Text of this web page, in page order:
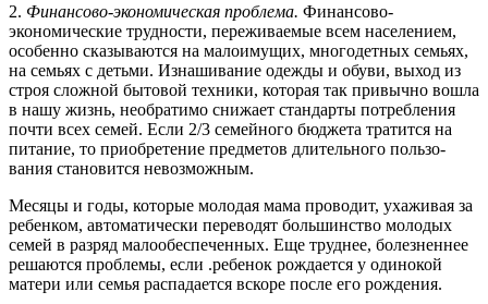
2. Финансово-экономическая проблема. Финансо­во-
экономические трудности, переживаемые всем на­селением,
особенно сказываются на малоимущих, мно­годетных семьях,
на семьях с детьми. Изнашивание одежды и обуви, выход из
строя сложной бытовой тех­ники, которая так привычно вошла
в нашу жизнь, нео­братимо снижает стандарты потребления
почти всех семей. Если 2/3 семейного бюджета тратится на
пита­ние, то приобретение предметов длительного пользо­
вания становится невозможным.
Месяцы и годы, которые молодая мама проводит, ухаживая за
ребенком, автоматически переводят боль­шинство молодых
семей в разряд малообеспеченных. Еще труднее, болезненнее
решаются проблемы, если .ребенок рождается у одинокой
матери или семья рас­падается вскоре после его рождения.